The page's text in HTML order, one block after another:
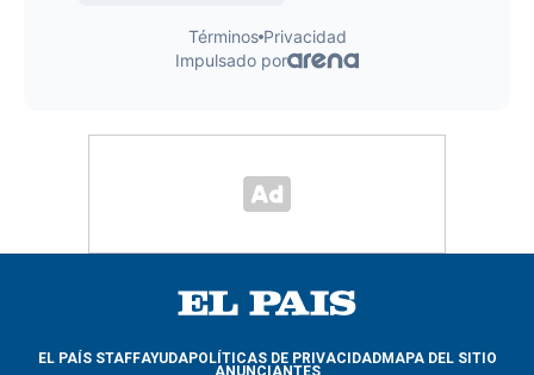
EL PAÍS STAFFAYUDAPOLÍTICAS DE PRIVACIDADMAPA DEL SITIO
ANUNCIANTES